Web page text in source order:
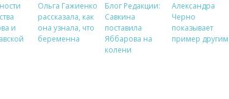
и
Ольга Гажиенко
рассказала, как
она узнала, что
беременна
Блог Редакции:
Савкина
поставила
Яббарова на
колени
Александра
Черно
показывает
пример другим